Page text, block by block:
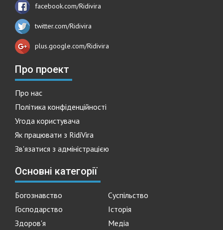
facebook.com/Ridivira
twitter.com/Ridivira
plus.google.com/Ridivira
Про проект
Про нас
Політика конфіденційності
Угода користувача
Як працювати з RidiVira
Зв'язатися з адміністрацією
Основні категорії
Богознавство
Суспільство
Господарство
Історія
Здоров'я
Медіа